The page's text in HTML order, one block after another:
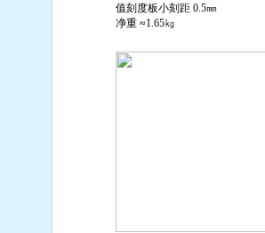
值刻度板小刻距 0.5㎜
净重 ≈1.65㎏